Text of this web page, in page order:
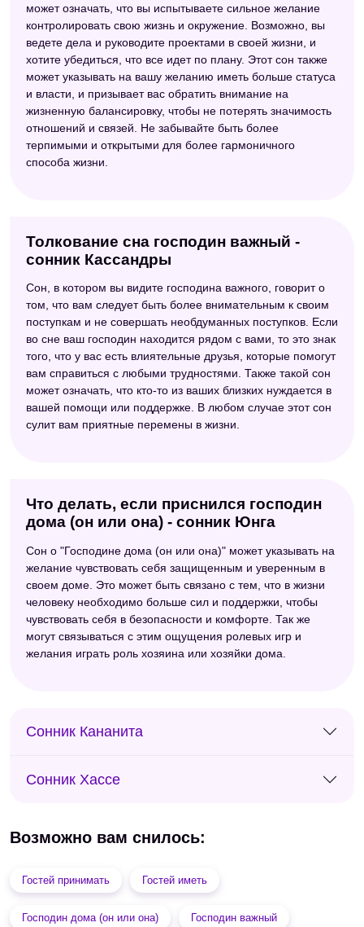
может означать, что вы испытываете сильное желание
контролировать свою жизнь и окружение. Возможно, вы
ведете дела и руководите проектами в своей жизни, и
хотите убедиться, что все идет по плану. Этот сон также
может указывать на вашу желанию иметь больше статуса
и власти, и призывает вас обратить внимание на
жизненную балансировку, чтобы не потерять значимость
отношений и связей. Не забывайте быть более
терпимыми и открытыми для более гармоничного
способа жизни.
Толкование сна господин важный -
сонник Кассандры
Сон, в котором вы видите господина важного, говорит о
том, что вам следует быть более внимательным к своим
поступкам и не совершать необдуманных поступков. Если
во сне ваш господин находится рядом с вами, то это знак
того, что у вас есть влиятельные друзья, которые помогут
вам справиться с любыми трудностями. Также такой сон
может означать, что кто-то из ваших близких нуждается в
вашей помощи или поддержке. В любом случае этот сон
сулит вам приятные перемены в жизни.
Что делать, если приснился господин
дома (он или она) - сонник Юнга
Сон о "Господине дома (он или она)" может указывать на
желание чувствовать себя защищенным и уверенным в
своем доме. Это может быть связано с тем, что в жизни
человеку необходимо больше сил и поддержки, чтобы
чувствовать себя в безопасности и комфорте. Так же
могут связываться с этим ощущения ролевых игр и
желания играть роль хозяина или хозяйки дома.
Сонник Кананита
Сонник Хассе
Возможно вам снилось:
Гостей принимать Гостей иметь
Господин дома (он или она) Господин важный